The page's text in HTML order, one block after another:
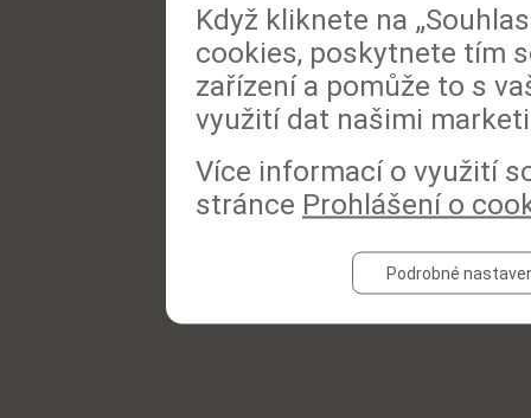
Když kliknete na
cookies, poskytnete tím
zařízení a pomůže to s
využití dat našimi
Více informací o využití
stránce Prohlášení o
Podrobné